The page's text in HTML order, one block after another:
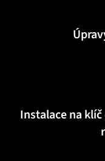
Instalace na